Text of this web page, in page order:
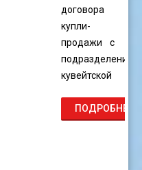
договора
купли-
продажи с
подразделением
кувейтской
ПОДРОБНЕЕ...